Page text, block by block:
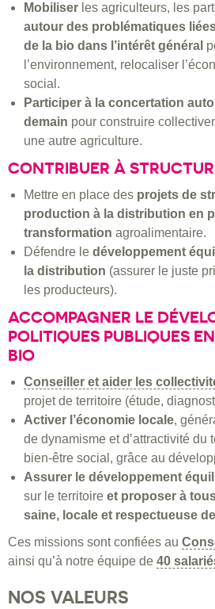
Mobiliser les agriculteurs, les
autour des problématiques
de la bio dans l’intérêt général
l’environnement, relocaliser
social.
Participer à la concertation
demain pour construire
une autre agriculture.
CONTRIBUER À
Mettre en place des projets de
production à la distribution en
transformation agroalimentaire.
Défendre le développement
la distribution (assurer le juste
les producteurs).
ACCOMPAGNER LE
POLITIQUES PUBLIQUES
BIO
Conseiller et aider les
projet de territoire (étude,
Activer l’économie locale,
de dynamisme et d’attractivité du
bien-être social, grâce au
Assurer le développement
sur le territoire et proposer à
saine, locale et respectueuse
Ces missions sont confiées au
ainsi qu’à notre équipe de 40
NOS VALEURS